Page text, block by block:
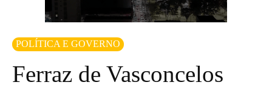
POLÍTICA E GOVERNO
Ferraz de Vasconcelos